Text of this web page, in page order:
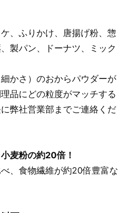
、ふりかけ、唐揚げ粉、惣
製パン、ドーナツ、ミック
細かさ）のおからパウダーが
品にどの粒度がマッチする
弊社営業部までご連絡くだ
麦粉の約20倍！
、食物繊維が約20倍豊富な